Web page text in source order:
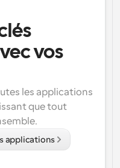
vos
les applications
que tout
applications